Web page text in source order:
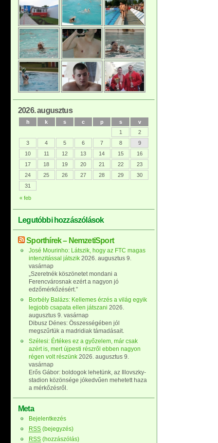
2026. augusztus
h k s c p s v
« feb
1
2
3
4 5 6 7 8
9
10
11 12 13 14 15
16
17
18 19 20 21 22
23
24
25 26 27 28 29
30
31
Legutóbbi hozzászólások
Sporthírek – NemzetiSport
José Mourinho: Látszik, hogy az FTC magas
intenzitással játszik 2026. augusztus 9.
vasárnap
„Szeretnék köszönetet mondani a
Ferencvárosnak ezért a nagyon jó
edzőmérkőzésért.”
Borbély Balázs: Kellemes érzés a világ egyik
legjobb csapata ellen játszani 2026.
augusztus 9. vasárnap
Dibusz Dénes: Összességében jól
megszűrtük a madridiak támadásait.
Szélesi: Értékes ez a győzelem, már csak
azért is, mert újpesti részről ebben nagyon
régen volt részünk 2026. augusztus 9.
vasárnap
Erős Gábor: boldogok lehetünk, az Illovszky-
stadion közönsége jókedvűen mehetett haza
a mérkőzésről.
Meta
Bejelentkezés
RSS (bejegyzés)
RSS (hozzászólás)